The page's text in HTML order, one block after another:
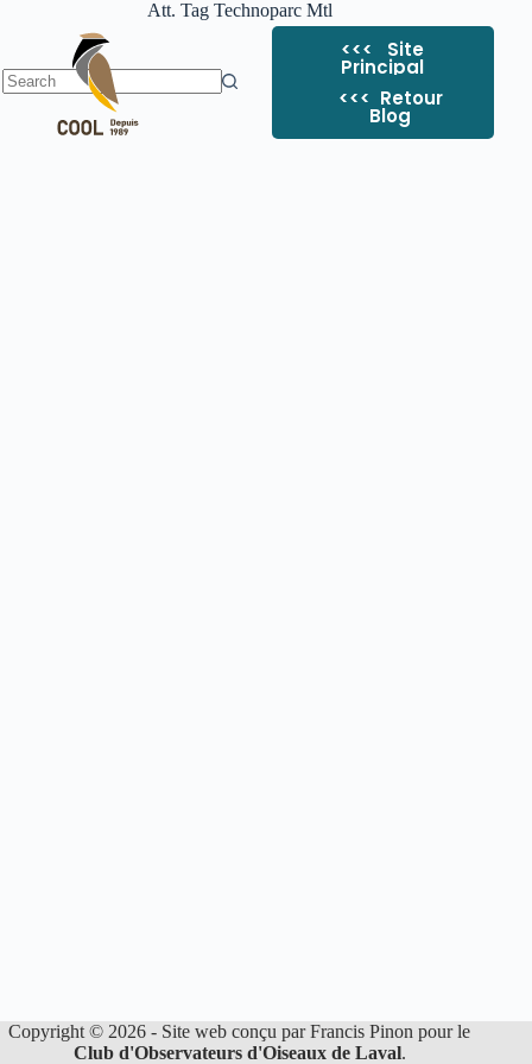
<<< Site
Principal
<<< ​ Retour
Blog
Att. TagTechnoparc Mtl
Copyright © 2026 - Site web conçu par Francis Pinon pour le
Club d'Observateurs d'Oiseaux de Laval.